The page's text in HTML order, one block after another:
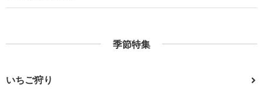
季節特集
いちご狩り